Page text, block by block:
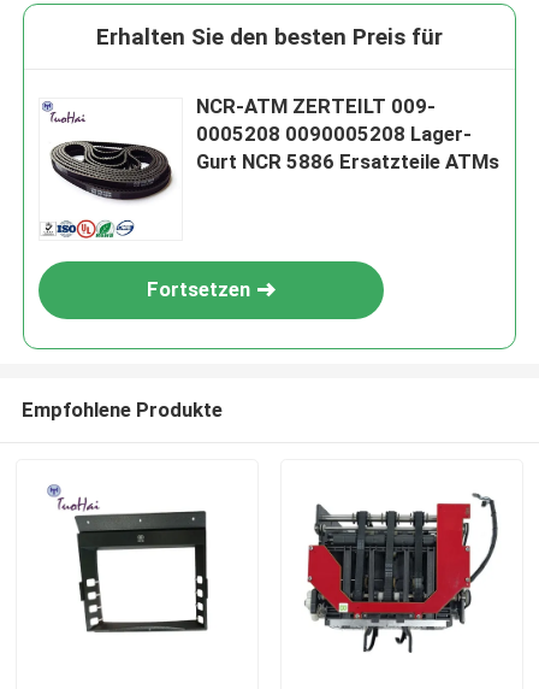
Erhalten Sie den besten Preis für
NCR-ATM ZERTEILT 009-
0005208 0090005208 Lager-
Gurt NCR 5886 Ersatzteile ATMs
Fortsetzen
Empfohlene Produkte